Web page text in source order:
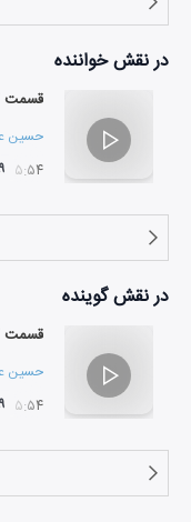
در نقشخواننده
قسمت 17
حسین
۰۵:۵۴
در نقشگوینده
قسمت 17
حسین
۰۵:۵۴